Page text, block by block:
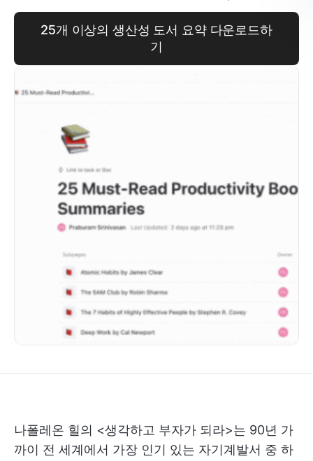
25개 이상의 생산성 도서 요약 다운로드하
기
나폴레온 힐의 <생각하고 부자가 되라>는 90년 가
까이 전 세계에서 가장 인기 있는 자기계발서 중 하